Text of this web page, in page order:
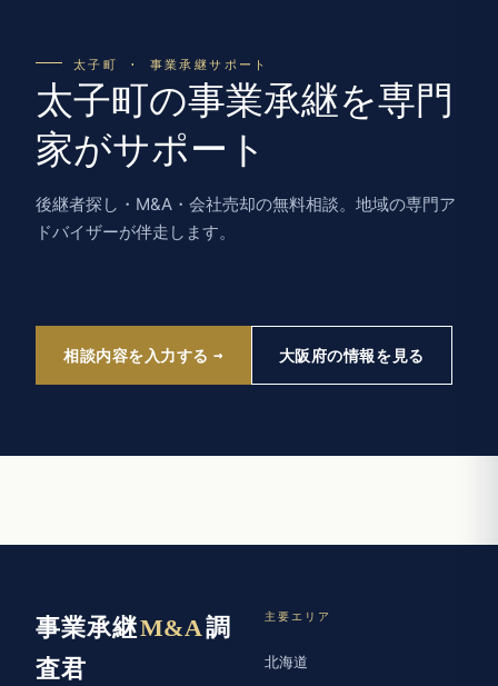
太子町 · 事業承継サポート
太子町の事業承継を専門
家がサポート
後継者探し・M&A・会社売却の無料相談。地域の専門ア
ドバイザーが伴走します。
相談内容を入力する 大阪府の情報を見る
事業承継M&A調
査君
主要エリア
北海道